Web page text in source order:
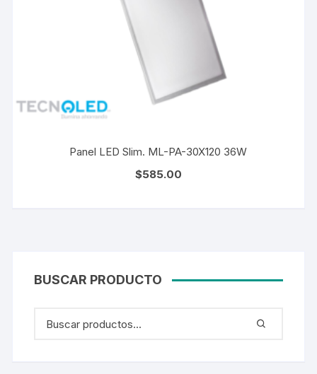
Panel LED Slim. ML-PA-30X120 36W
$585.00
BUSCAR PRODUCTO